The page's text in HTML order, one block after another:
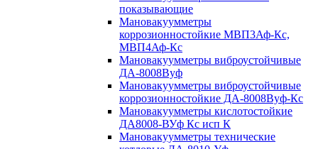
показывающие
Мановакуумметры
коррозионностойкие МВП3Аф-Кс,
МВП4Аф-Кс
Мановакуумметры виброустойчивые
ДА-8008Вуф
Мановакуумметры виброустойчивые
коррозионностойкие ДА-8008Вуф-Кс
Мановакуумметры кислотостойкие
ДА8008-ВУф Кс исп К
Мановакуумметры технические